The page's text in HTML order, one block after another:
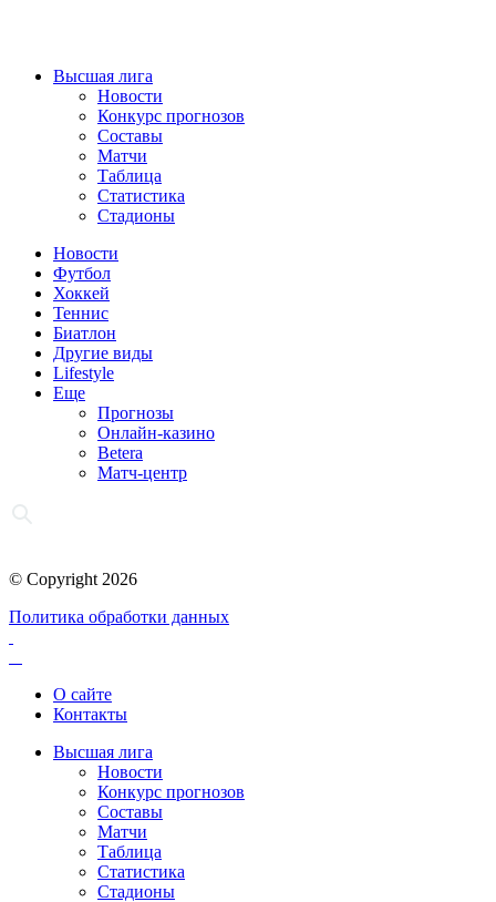
Высшая лига
Новости
Конкурс прогнозов
Составы
Матчи
Таблица
Статистика
Стадионы
Новости
Футбол
Хоккей
Теннис
Биатлон
Другие виды
Lifestyle
Еще
Прогнозы
Онлайн-казино
Betera
Матч-центр
© Copyright 2026
Политика обработки данных
О сайте
Контакты
Высшая лига
Новости
Конкурс прогнозов
Составы
Матчи
Таблица
Статистика
Стадионы